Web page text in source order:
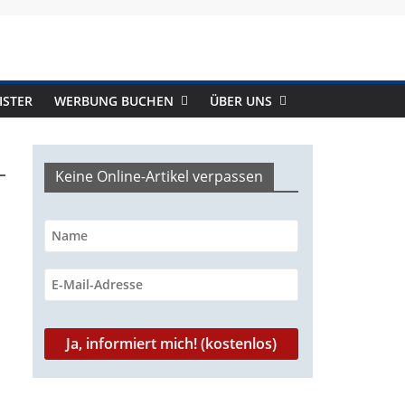
WERBUNG BUCHEN ÜBER UNS
Keine Online-Artikel verpassen